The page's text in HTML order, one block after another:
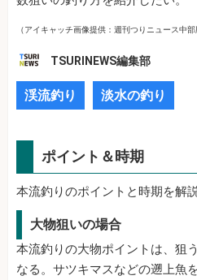
（アイキャッチ画像提供：週刊つりニュース中部
TSURINEWS編集部
渓流釣り 淡水の釣り
ポイント＆時期
本流釣りのポイントと時期を解説
大物狙いの場合
本流釣りの大物ポイントは、狙
なる。サツキマスなどの遡上魚